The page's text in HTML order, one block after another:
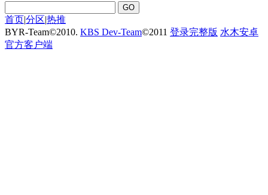
首页|分区|热推
BYR-Team©2010. KBS Dev-Team©2011 登录完整版 水木安卓
官方客户端